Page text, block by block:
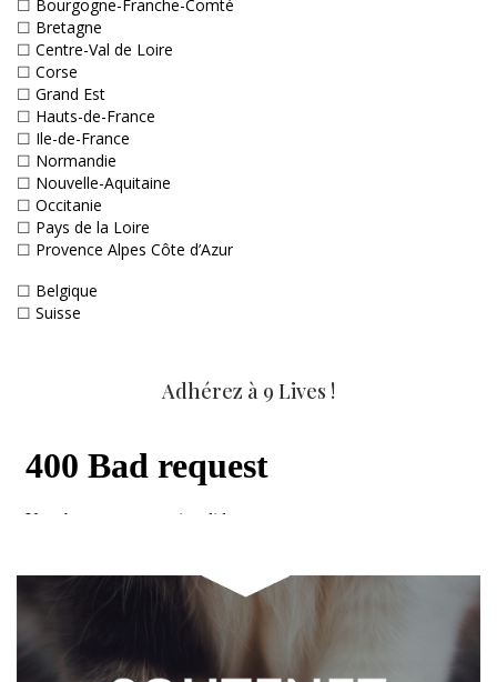
☐ Bourgogne-Franche-Comté
☐ Bretagne
☐ Centre-Val de Loire
☐ Corse
☐ Grand Est
☐ Hauts-de-France
☐ Ile-de-France
☐ Normandie
☐ Nouvelle-Aquitaine
☐ Occitanie
☐ Pays de la Loire
☐ Provence Alpes Côte d’Azur
☐ Belgique
☐ Suisse
Adhérez à 9 Lives !